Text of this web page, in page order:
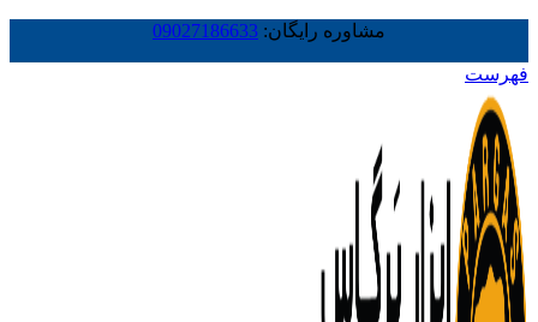
مشاوره رایگان: 09027186633
فهرست